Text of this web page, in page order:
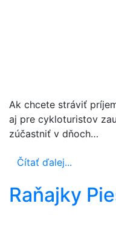
Ak chcete stráviť
aj pre cykloturistov
zúčastniť v dňoch…
Čítať ďalej...
Raňajky